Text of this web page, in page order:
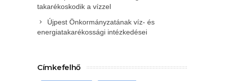
takarékoskodik a vízzel
Újpest Önkormányzatának víz- és
energiatakarékossági intézkedései
Címkefelhő